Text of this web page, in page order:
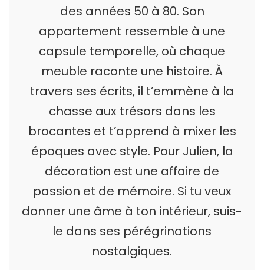
des années 50 à 80. Son
appartement ressemble à une
capsule temporelle, où chaque
meuble raconte une histoire. À
travers ses écrits, il t’emmène à la
chasse aux trésors dans les
brocantes et t’apprend à mixer les
époques avec style. Pour Julien, la
décoration est une affaire de
passion et de mémoire. Si tu veux
donner une âme à ton intérieur, suis-
le dans ses pérégrinations
nostalgiques.